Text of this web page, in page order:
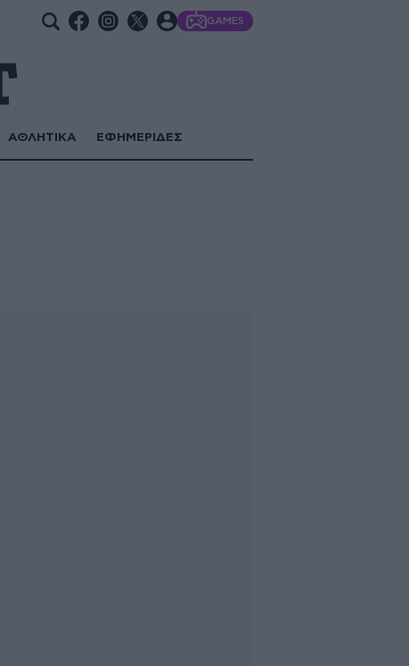
GAMES
ΑΘΛΗΤΙΚΑ ΕΦΗΜΕΡΙΔΕΣ